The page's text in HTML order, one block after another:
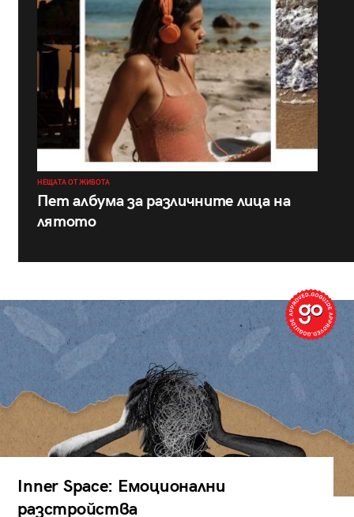
НЕЩАТА ОТ ЖИВОТА
Пет албума за различните лица на
лятото
Inner Space: Емоционални
разстройства